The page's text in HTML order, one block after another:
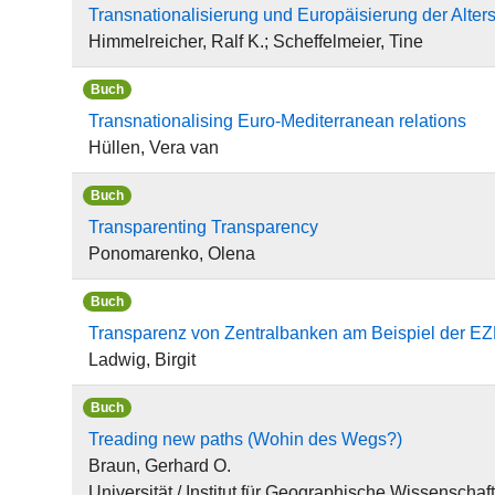
Transnationalisierung und Europäisierung der
Himmelreicher, Ralf K.; Scheffelmeier, Tine
Buch
Transnationalising Euro-Mediterranean relations
Hüllen, Vera van
Buch
Transparenting Transparency
Ponomarenko, Olena
Buch
Transparenz von Zentralbanken am Beispiel der
Ladwig, Birgit
Buch
Treading new paths (Wohin des Wegs?)
Braun, Gerhard O.